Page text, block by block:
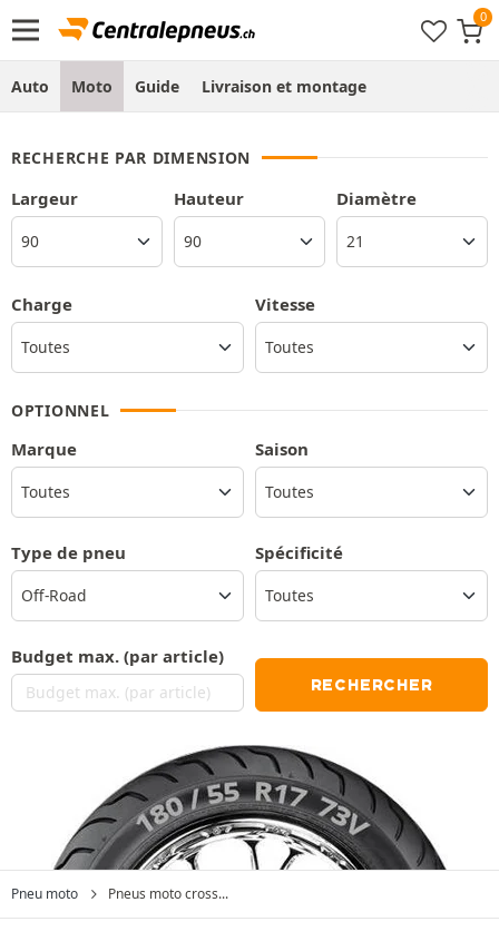
Auto Moto Guide Livraison et montage
RECHERCHE PAR DIMENSION
Largeur Hauteur Diamètre
Charge Vitesse
OPTIONNEL
Marque
Toutes
Saison
Type de pneu Spécificité
Toutes
Budget max. (par article)
RECHERCHER
Pneu moto Pneus moto cross...